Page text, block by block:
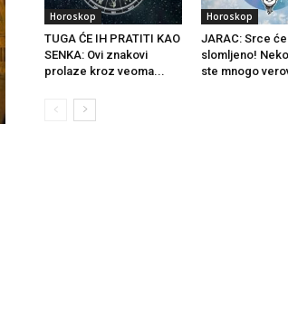
Horoskop
TUGA ĆE IH PRATITI KAO
SENKA: Ovi znakovi
prolaze kroz veoma...
Horoskop
JARAC: Srce
slomljeno!
ste mnogo